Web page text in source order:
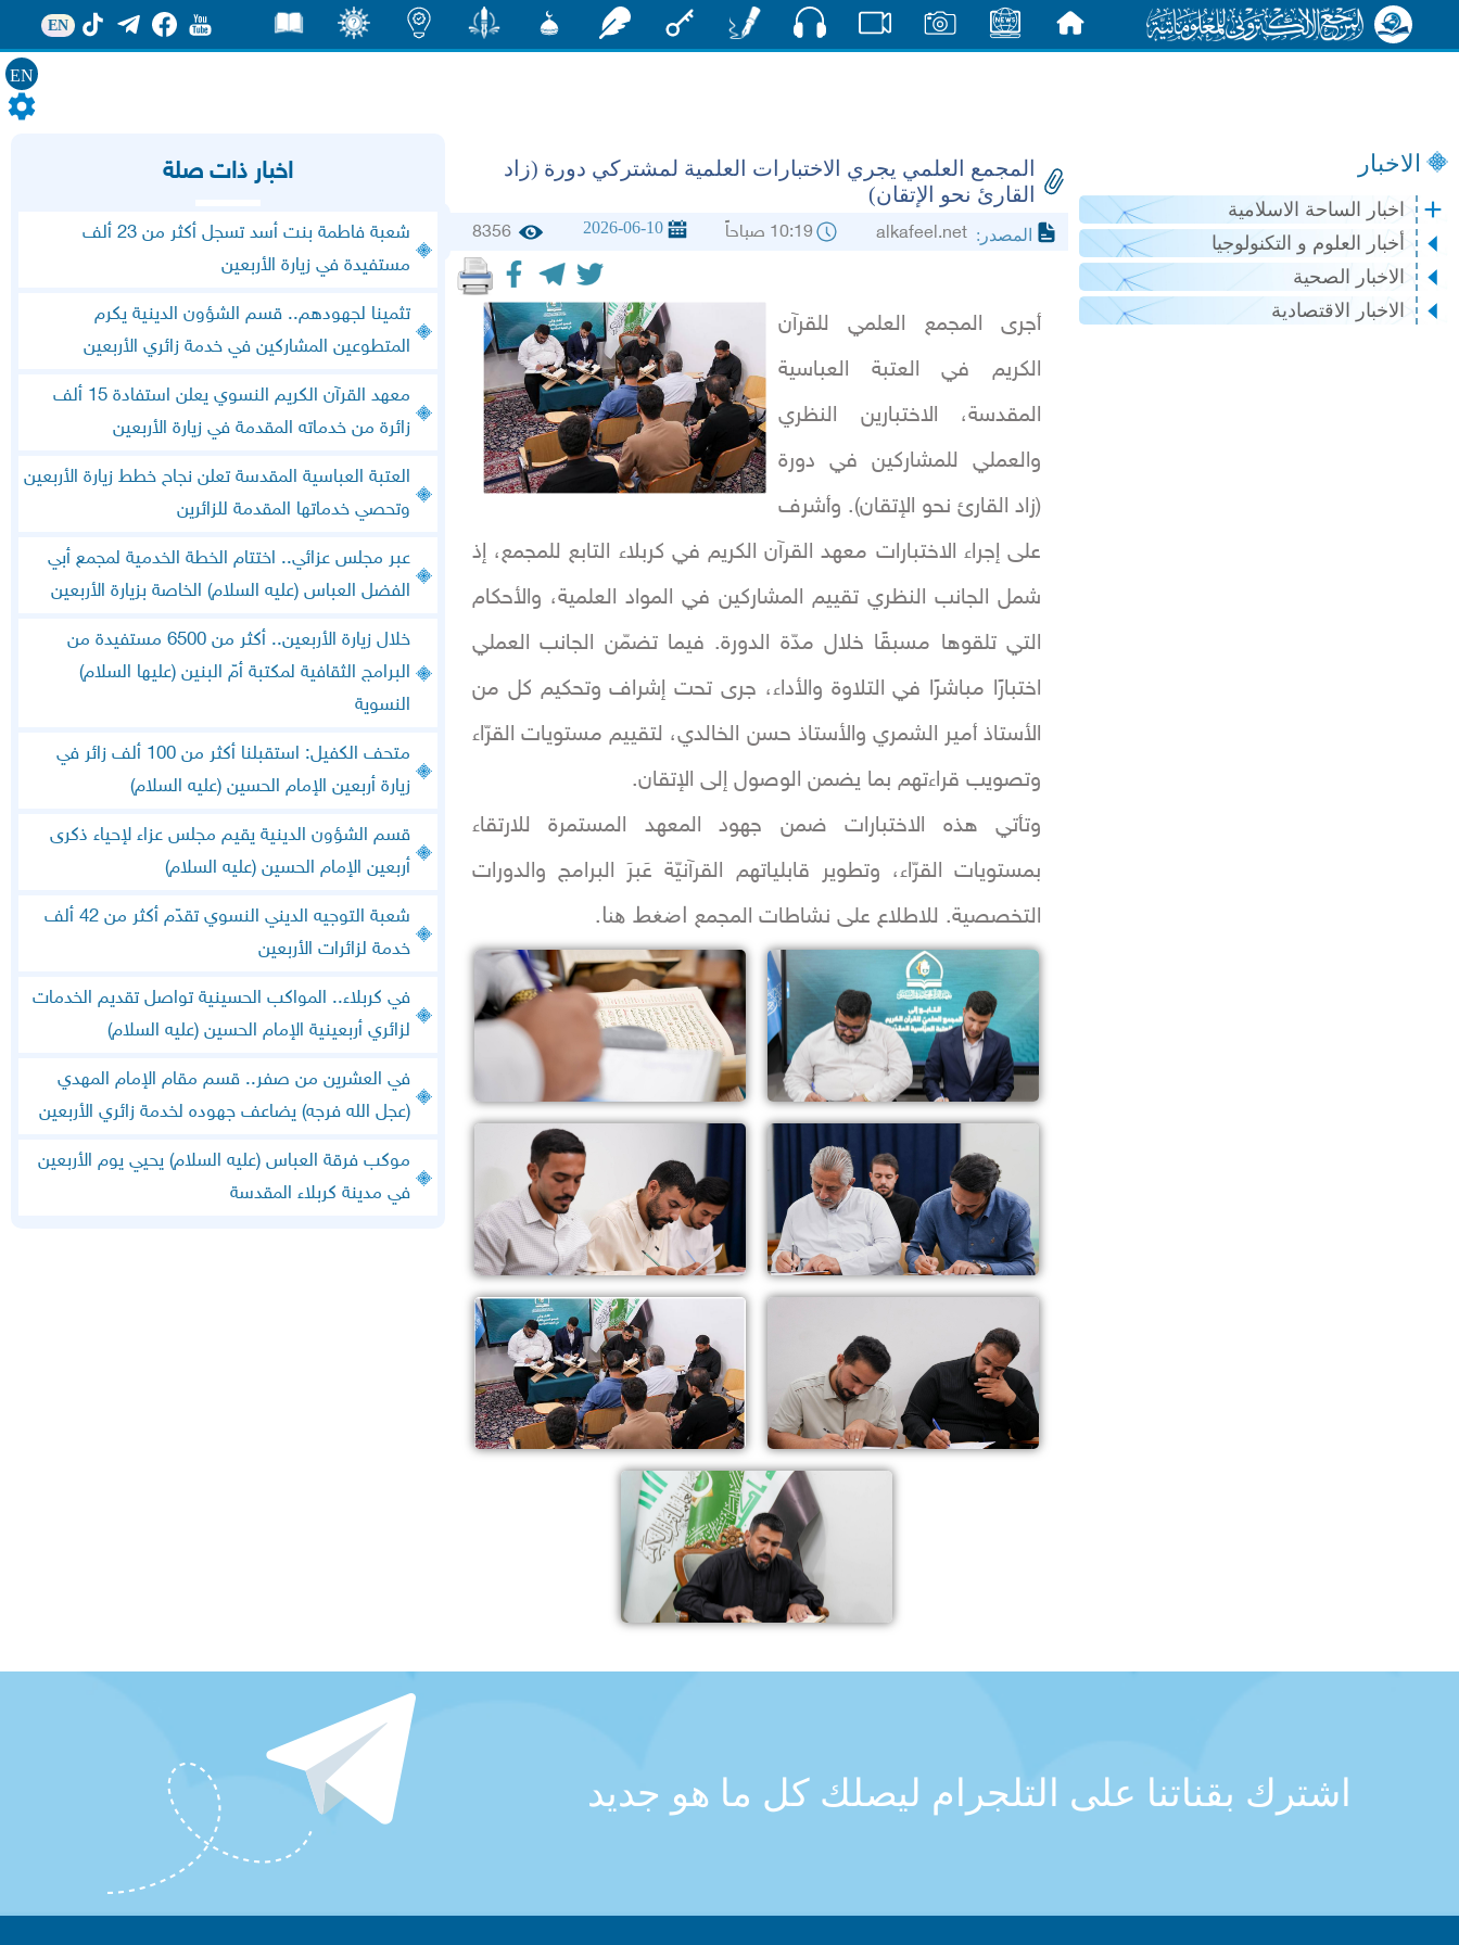
EN
EN
الاخبار
اخبار الساحة الاسلامية
أخبار العلوم و التكنولوجيا
الاخبار الصحية
الاخبار الاقتصادية
المجمع العلمي يجري الاختبارات العلمية لمشتركي دورة (زاد
القارئ نحو الإتقان)
المصدر: 10:19 صباحاً 2026-06-10
8356
أجرى المجمع العلمي للقرآن
الكريم في العتبة العباسية
المقدسة، الاختبارين النظري
والعملي للمشاركين في دورة
(زاد القارئ نحو الإتقان). وأشرف
على إجراء الاختبارات معهد القرآن الكريم في كربلاء التابع للمجمع، إذ
شمل الجانب النظري تقييم المشاركين في المواد العلمية، والأحكام
التي تلقوها مسبقًا خلال مدّة الدورة. فيما تضمّن الجانب العملي
اختبارًا مباشرًا في التلاوة والأداء، جرى تحت إشراف وتحكيم كل من
الأستاذ أمير الشمري والأستاذ حسن الخالدي، لتقييم مستويات القرّاء
وتصويب قراءتهم بما يضمن الوصول إلى الإتقان.
وتأتي هذه الاختبارات ضمن جهود المعهد المستمرة للارتقاء
بمستويات القرّاء، وتطوير قابلياتهم القرآنيّة عَبرَ البرامج والدورات
التخصصية. للاطلاع على نشاطات المجمع اضغط هنا.
اخبار ذات صلة
شعبة فاطمة بنت أسد تسجل أكثر من 23 ألف
مستفيدة في زيارة الأربعين
تثمينا لجهودهم.. قسم الشؤون الدينية يكرم
المتطوعين المشاركين في خدمة زائري الأربعين
معهد القرآن الكريم النسوي يعلن استفادة 15 ألف
زائرة من خدماته المقدمة في زيارة الأربعين
العتبة العباسية المقدسة تعلن نجاح خطط زيارة الأربعين
وتحصي خدماتها المقدمة للزائرين
عبر مجلس عزائي.. اختتام الخطة الخدمية لمجمع أبي
الفضل العباس (عليه السلام) الخاصة بزيارة الأربعين
خلال زيارة الأربعين.. أكثر من 6500 مستفيدة من
البرامج الثقافية لمكتبة أمّ البنين (عليها السلام)
النسوية
متحف الكفيل: استقبلنا أكثر من 100 ألف زائر في
زيارة أربعين الإمام الحسين (عليه السلام)
قسم الشؤون الدينية يقيم مجلس عزاء لإحياء ذكرى
أربعين الإمام الحسين (عليه السلام)
شعبة التوجيه الديني النسوي تقدّم أكثر من 42 ألف
خدمة لزائرات الأربعين
في كربلاء.. المواكب الحسينية تواصل تقديم الخدمات
لزائري أربعينية الإمام الحسين (عليه السلام)
في العشرين من صفر.. قسم مقام الإمام المهدي
(عجل الله فرجه) يضاعف جهوده لخدمة زائري الأربعين
موكب فرقة العباس (عليه السلام) يحيي يوم الأربعين
في مدينة كربلاء المقدسة
اشترك بقناتنا على التلجرام ليصلك كل ما هو جديد